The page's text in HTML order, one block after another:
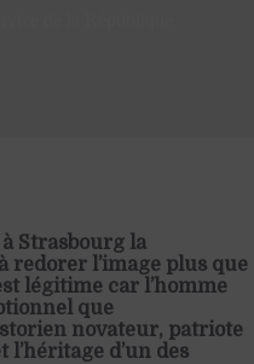
Strasbourg la
redorer l’image plus que
légitime car l’homme
que
novateur, patriote
d’un des